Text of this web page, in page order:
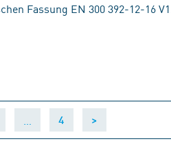
Fassung EN 300 392-12-16
4 >